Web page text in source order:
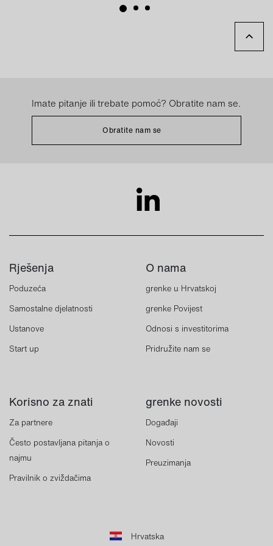
Imate pitanje ili trebate pomoć? Obratite nam se.
Obratite nam se
Rješenja
Poduzeća
Samostalne djelatnosti
Ustanove
Start up
O nama
grenke u Hrvatskoj
grenke Povijest
Odnosi s investitorima
Pridružite nam se
Korisno za znati
Za partnere
Često postavljana pitanja o
najmu
Pravilnik o zviždačima
grenke novosti
Događaji
Novosti
Preuzimanja
Hrvatska